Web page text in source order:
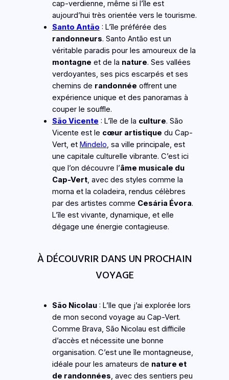
cap-verdienne, même si l’île est
aujourd’hui très orientée vers le tourisme.
Santo Antão : L’île préférée des
randonneurs. Santo Antão est un
véritable paradis pour les amoureux de la
montagne et de la nature. Ses vallées
verdoyantes, ses pics escarpés et ses
chemins de randonnée offrent une
expérience unique et des panoramas à
couper le souffle.
São Vicente : L’île de la culture. São
Vicente est le cœur artistique du Cap-
Vert, et Mindelo, sa ville principale, est
une capitale culturelle vibrante. C’est ici
que l’on découvre l’âme musicale du
Cap-Vert, avec des styles comme la
morna et la coladeira, rendus célèbres
par des artistes comme Cesária Évora.
L’île est vivante, dynamique, et elle
dégage une énergie contagieuse.
À DÉCOUVRIR DANS UN PROCHAIN
VOYAGE
São Nicolau: L’Ile que j’ai explorée lors
de mon second voyage au Cap-Vert.
Comme Brava, São Nicolau est difficile
d’accès et nécessite une bonne
organisation. C’est une île montagneuse,
idéale pour les amateurs de nature et
de randonnées, avec des sentiers peu